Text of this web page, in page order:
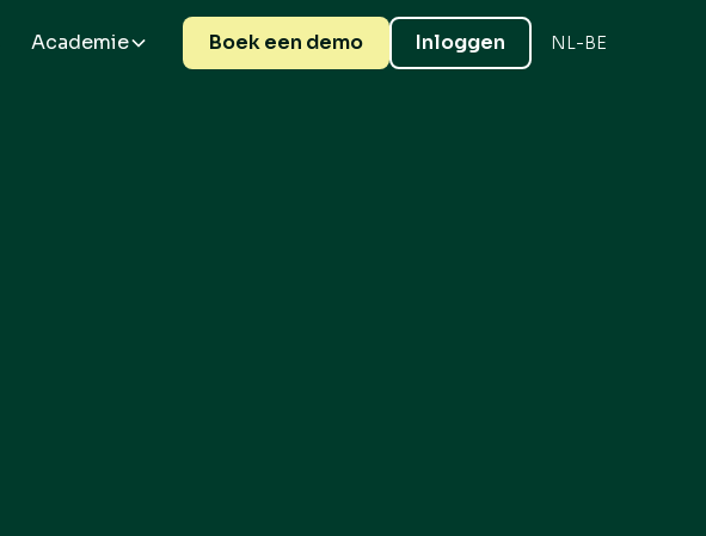
Academie Boek een demo Inloggen NL-BE